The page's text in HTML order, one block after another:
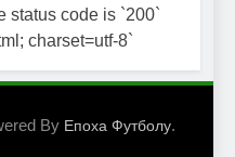
status code is `200`
charset=utf-8`
By Епоха Футболу.